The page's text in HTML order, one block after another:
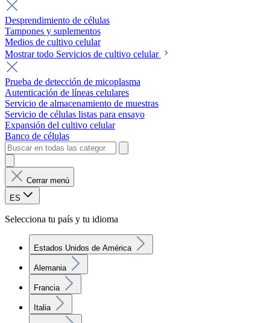
Desprendimiento de células
Tampones y suplementos
Medios de cultivo celular
Mostrar todo Servicios de cultivo celular
Prueba de detección de micoplasma
Autenticación de líneas celulares
Servicio de almacenamiento de muestras
Servicio de células listas para ensayo
Expansión del cultivo celular
Banco de células
Cerrar menú
ES
Selecciona tu país y tu idioma
Estados Unidos de América
Alemania
Francia
Italia